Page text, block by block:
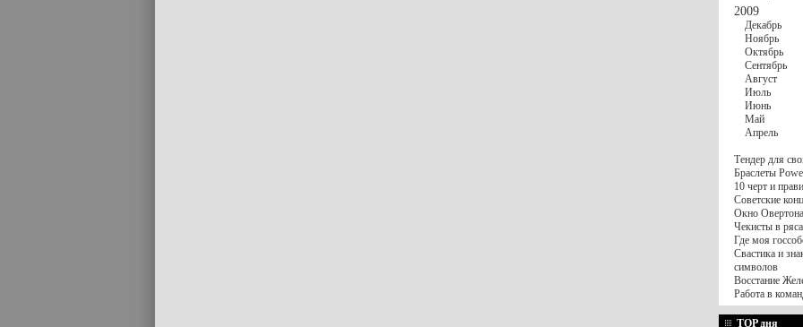
2009
Декабрь
Ноябрь
Октябрь
Сентябрь
Август
Июль
Июнь
Май
Апрель
Тендер для
Браслеты
10 черт и
Советские
Окно
Чекисты в
Где моя
Свастика и
символов
Восстание
Работа в
TOP дня